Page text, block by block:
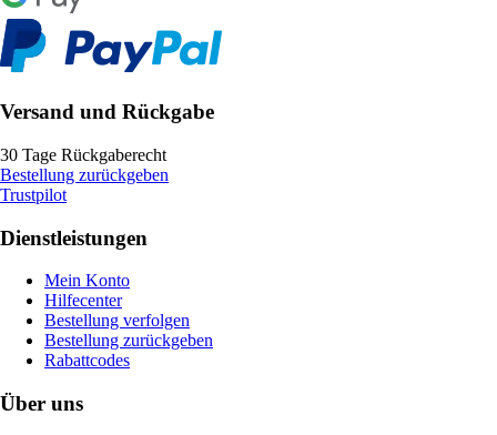
Versand und Rückgabe
30 Tage Rückgaberecht
Bestellung zurückgeben
Trustpilot
Dienstleistungen
Mein Konto
Hilfecenter
Bestellung verfolgen
Bestellung zurückgeben
Rabattcodes
Über uns